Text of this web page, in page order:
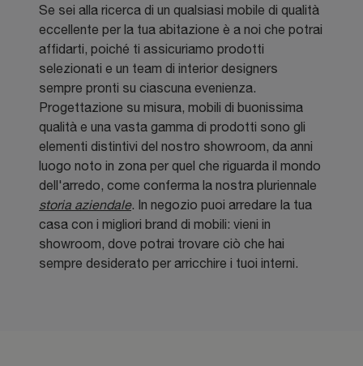
Se sei alla ricerca di un qualsiasi mobile di qualità
eccellente per la tua abitazione è a noi che potrai
affidarti, poiché ti assicuriamo prodotti
selezionati e un team di interior designers
sempre pronti su ciascuna evenienza.
Progettazione su misura, mobili di buonissima
qualità e una vasta gamma di prodotti sono gli
elementi distintivi del nostro showroom, da anni
luogo noto in zona per quel che riguarda il mondo
dell'arredo, come conferma la nostra pluriennale
storia aziendale. In negozio puoi arredare la tua
casa con i migliori brand di mobili: vieni in
showroom, dove potrai trovare ciò che hai
sempre desiderato per arricchire i tuoi interni.